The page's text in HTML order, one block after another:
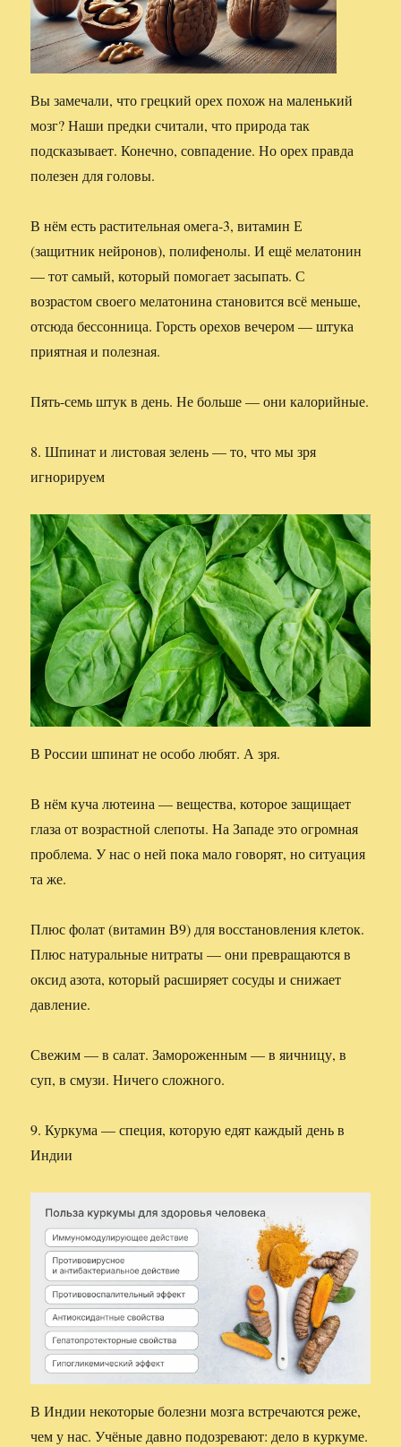
Вы замечали, что грецкий орех похож на маленький
мозг? Наши предки считали, что природа так
подсказывает. Конечно, совпадение. Но орех правда
полезен для головы.
В нём есть растительная омега-3, витамин Е
(защитник нейронов), полифенолы. И ещё мелатонин
— тот самый, который помогает засыпать. С
возрастом своего мелатонина становится всё меньше,
отсюда бессонница. Горсть орехов вечером — штука
приятная и полезная.
Пять-семь штук в день. Не больше — они калорийные.
8. Шпинат и листовая зелень — то, что мы зря
игнорируем
В России шпинат не особо любят. А зря.
В нём куча лютеина — вещества, которое защищает
глаза от возрастной слепоты. На Западе это огромная
проблема. У нас о ней пока мало говорят, но ситуация
та же.
Плюс фолат (витамин В9) для восстановления клеток.
Плюс натуральные нитраты — они превращаются в
оксид азота, который расширяет сосуды и снижает
давление.
Свежим — в салат. Замороженным — в яичницу, в
суп, в смузи. Ничего сложного.
9. Куркума — специя, которую едят каждый день в
Индии
В Индии некоторые болезни мозга встречаются реже,
чем у нас. Учёные давно подозревают: дело в куркуме.